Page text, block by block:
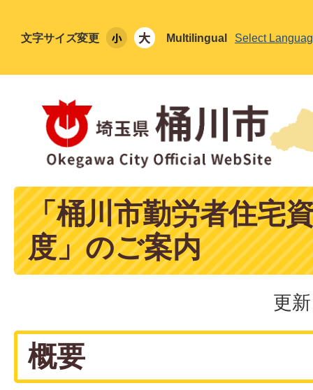
文字サイズ変更 Multilingual Select
「桶川市勤労者住宅
度」のご案内
更
概要